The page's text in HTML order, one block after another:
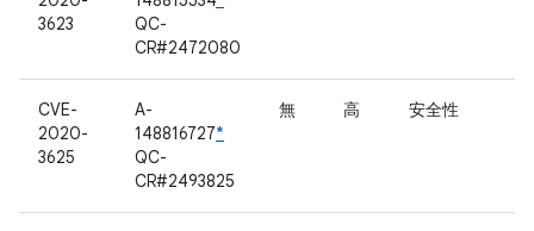
3623
QC-
CR#2472080
CVE-
2020-
3625
A-
148816727*
QC-
CR#2493825
無 高 安全性